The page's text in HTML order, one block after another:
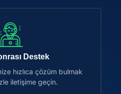
Destek
hızlıca çözüm bulmak
iletişime geçin.